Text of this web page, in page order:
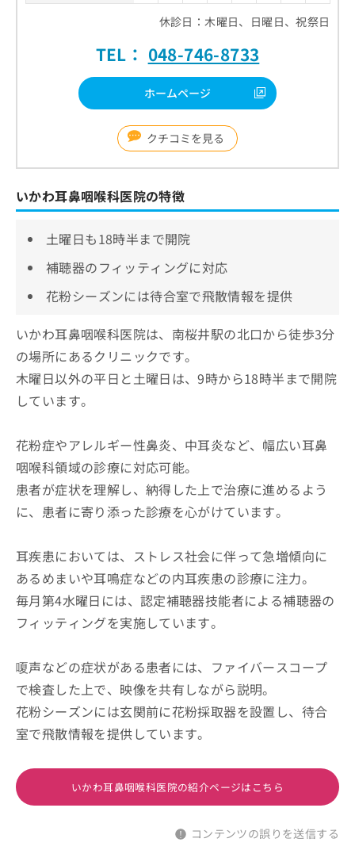
休診日：木曜日、日曜日、祝祭日
TEL： 048-746-8733
ホームページ
クチコミを見る
いかわ耳鼻咽喉科医院の特徴
土曜日も18時半まで開院
補聴器のフィッティングに対応
花粉シーズンには待合室で飛散情報を提供
いかわ耳鼻咽喉科医院は、南桜井駅の北口から徒歩3分
の場所にあるクリニックです。
木曜日以外の平日と土曜日は、9時から18時半まで開院
しています。
花粉症やアレルギー性鼻炎、中耳炎など、幅広い耳鼻
咽喉科領域の診療に対応可能。
患者が症状を理解し、納得した上で治療に進めるよう
に、患者に寄り添った診療を心がけています。
耳疾患においては、ストレス社会に伴って急増傾向に
あるめまいや耳鳴症などの内耳疾患の診療に注力。
毎月第4水曜日には、認定補聴器技能者による補聴器の
フィッティングを実施しています。
嗄声などの症状がある患者には、ファイバースコープ
で検査した上で、映像を共有しながら説明。
花粉シーズンには玄関前に花粉採取器を設置し、待合
室で飛散情報を提供しています。
いかわ耳鼻咽喉科医院の紹介ページはこちら
コンテンツの誤りを送信する